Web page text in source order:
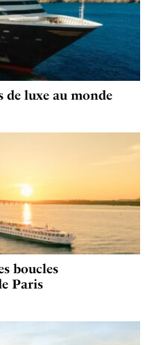
de luxe au monde
boucles
Paris